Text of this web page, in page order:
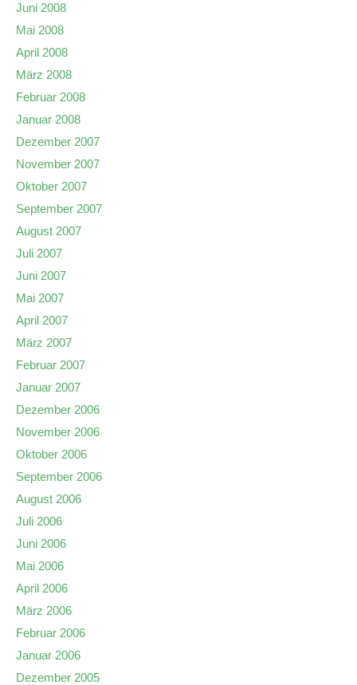
Juni 2008
Mai 2008
April 2008
März 2008
Februar 2008
Januar 2008
Dezember 2007
November 2007
Oktober 2007
September 2007
August 2007
Juli 2007
Juni 2007
Mai 2007
April 2007
März 2007
Februar 2007
Januar 2007
Dezember 2006
November 2006
Oktober 2006
September 2006
August 2006
Juli 2006
Juni 2006
Mai 2006
April 2006
März 2006
Februar 2006
Januar 2006
Dezember 2005